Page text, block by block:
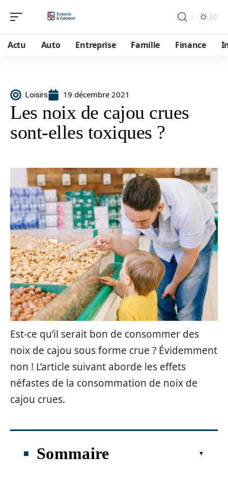
Actu Auto Entreprise Famille Finance
Loisirs 19 décembre 2021
Les noix de cajou crues
sont-elles toxiques ?
Est-ce qu’il serait bon de consommer des
noix de cajou sous forme crue ? Évidemment
non ! L’article suivant aborde les effets
néfastes de la consommation de noix de
cajou crues.
Sommaire